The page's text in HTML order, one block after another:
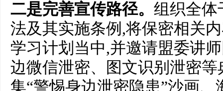
二是完善宣传路径。 组织全体
法及其实施条例,将保密相关
学习计划当中,并邀请盟委讲
边微信泄密、图文识别泄密
集“警惕身边泄密隐患”沙画